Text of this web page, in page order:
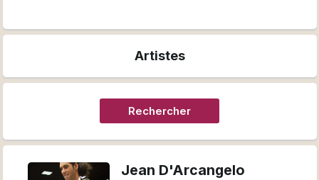
Artistes
Rechercher
Jean D'Arcangelo